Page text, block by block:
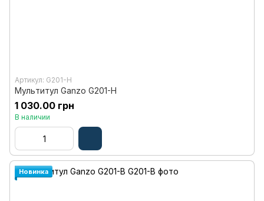
Артикул: G201-H
Мультитул Ganzo G201-H
1 030.00 грн
В наличии
Новинка